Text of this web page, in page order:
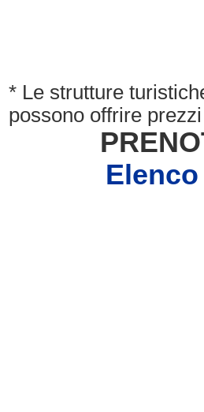
* Le strutture
possono offrire